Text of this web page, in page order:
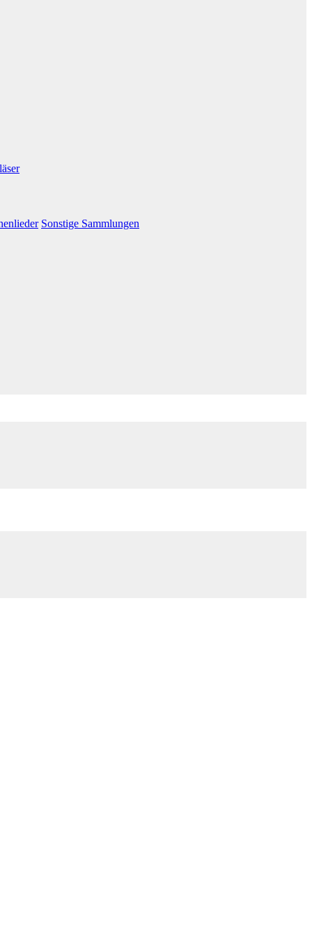
Sonstige Sammlungen